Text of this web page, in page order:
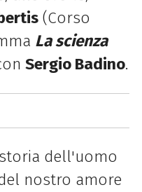
(Corso
La scienza
Sergio Badino.
dell'uomo
nostro amore